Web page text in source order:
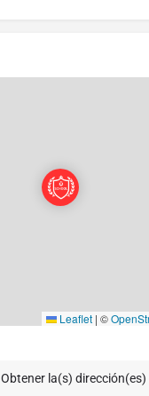
Leaflet | ©
Obtener la(s)